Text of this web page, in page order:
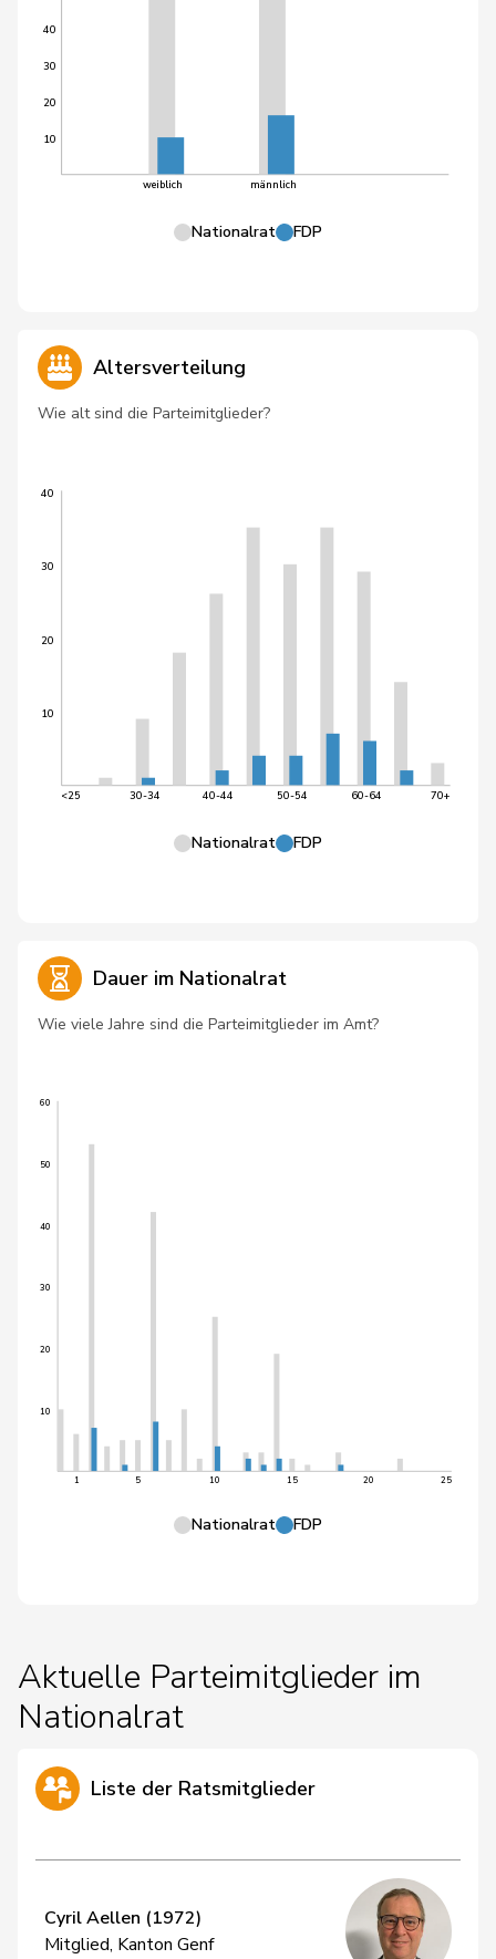
10
20
30
40
weiblich männlich
Nationalrat FDP
Altersverteilung
Wie alt sind die Parteimitglieder?
10
20
30
40
<25 30-34 40-44 50-54 60-64 70+
Nationalrat FDP
Dauer im Nationalrat
Wie viele Jahre sind die Parteimitglieder im Amt?
10
20
30
40
50
60
1 5 10 15 20 25
Nationalrat FDP
Aktuelle Parteimitglieder im
Nationalrat
Liste der Ratsmitglieder
Cyril Aellen (1972)
Mitglied, Kanton Genf